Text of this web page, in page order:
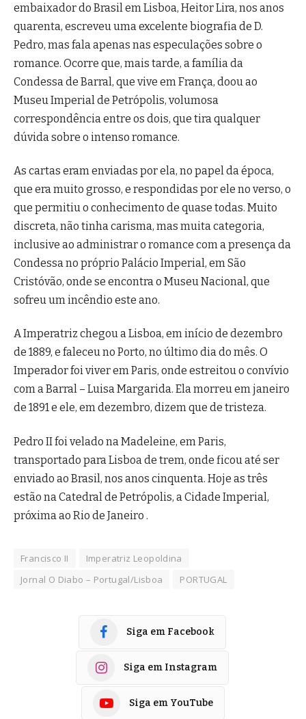
embaixador do Brasil em Lisboa, Heitor Lira, nos anos
quarenta, escreveu uma excelente biografia de D.
Pedro, mas fala apenas nas especulações sobre o
romance. Ocorre que, mais tarde, a família da
Condessa de Barral, que vive em França, doou ao
Museu Imperial de Petrópolis, volumosa
correspondência entre os dois, que tira qualquer
dúvida sobre o intenso romance.
As cartas eram enviadas por ela, no papel da época,
que era muito grosso, e respondidas por ele no verso, o
que permitiu o conhecimento de quase todas. Muito
discreta, não tinha carisma, mas muita categoria,
inclusive ao administrar o romance com a presença da
Condessa no próprio Palácio Imperial, em São
Cristóvão, onde se encontra o Museu Nacional, que
sofreu um incêndio este ano.
A Imperatriz chegou a Lisboa, em início de dezembro
de 1889, e faleceu no Porto, no último dia do mês. O
Imperador foi viver em Paris, onde estreitou o convívio
com a Barral – Luisa Margarida. Ela morreu em janeiro
de 1891 e ele, em dezembro, dizem que de tristeza.
Pedro II foi velado na Madeleine, em Paris,
transportado para Lisboa de trem, onde ficou até ser
enviado ao Brasil, nos anos cinquenta. Hoje as três
estão na Catedral de Petrópolis, a Cidade Imperial,
próxima ao Rio de Janeiro .
Francisco II
Imperatriz Leopoldina
Jornal O Diabo – Portugal/Lisboa
PORTUGAL
Siga em Facebook
Siga em Instagram
Siga em YouTube